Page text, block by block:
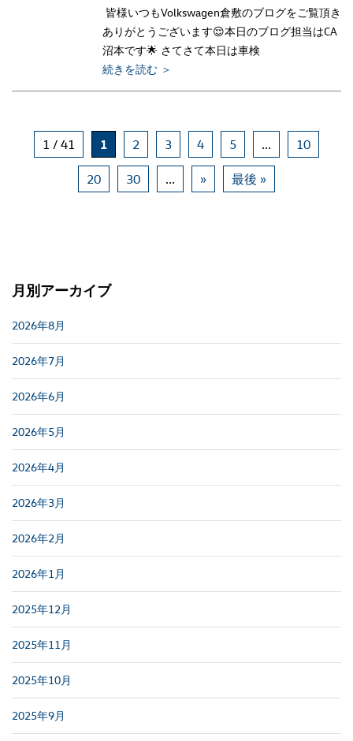
皆様いつもVolkswagen倉敷のブログをご覧頂き
ありがとうございます😌本日のブログ担当はCA
沼本です🌟 さてさて本日は車検
続きを読む ＞
1 / 41 1 2 3 4 5 ... 10
20 30 ... » 最後 »
月別アーカイブ
2026年8月
2026年7月
2026年6月
2026年5月
2026年4月
2026年3月
2026年2月
2026年1月
2025年12月
2025年11月
2025年10月
2025年9月